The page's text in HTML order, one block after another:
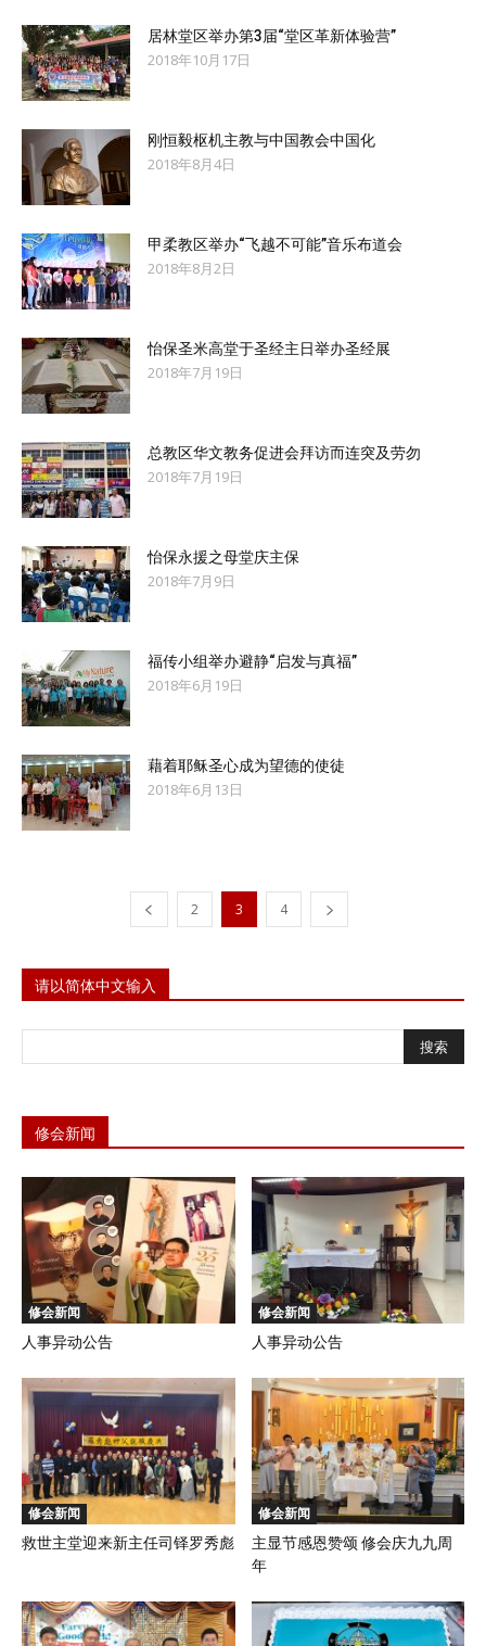
居林堂区举办第3届“堂区革新体验营”
2018年10月17日
刚恒毅枢机主教与中国教会中国化
2018年8月4日
甲柔教区举办“飞越不可能”音乐布道会
2018年8月2日
怡保圣米高堂于圣经主日举办圣经展
2018年7月19日
总教区华文教务促进会拜访而连突及劳勿
2018年7月19日
怡保永援之母堂庆主保
2018年7月9日
福传小组举办避静“启发与真福”
2018年6月19日
藉着耶稣圣心成为望德的使徒
2018年6月13日
2 3 4
请以简体中文输入
修会新闻
修会新闻
人事异动公告
修会新闻
人事异动公告
修会新闻
救世主堂迎来新主任司铎罗秀彪
修会新闻
主显节感恩赞颂 修会庆九九周
年